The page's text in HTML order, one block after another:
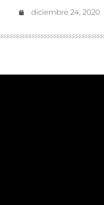
diciembre 24, 2020